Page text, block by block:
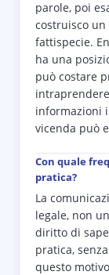
parole, poi
costruisco
fattispecie.
ha una
può costare
informazioni
vicenda può
Con quale
pratica?
La
legale, non
diritto di
pratica,
questo